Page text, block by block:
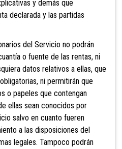
y demás que
declarada y las partidas
del Servicio no podrán
o fuente de las rentas, ni
datos relativos a ellas, que
ni permitirán que
o papeles que contengan
ellas sean conocidos por
salvo en cuanto fueren
a las disposiciones del
legales. Tampoco podrán